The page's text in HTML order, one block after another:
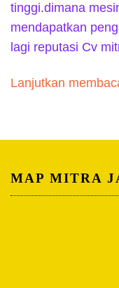
tinggi.dimana
mendapatkan
lagi reputasi Cv
Lanjutkan
MAP MITRA